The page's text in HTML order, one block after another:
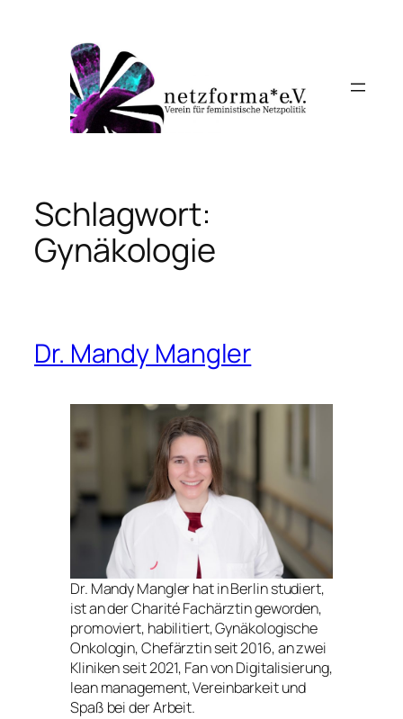
springen
Schlagwort:
Gynäkologie
Dr. Mandy Mangler
Dr. Mandy Mangler hat in Berlin studiert,
ist an der Charité Fachärztin geworden,
promoviert, habilitiert, Gynäkologische
Onkologin, Chefärztin seit 2016, an zwei
Kliniken seit 2021, Fan von Digitalisierung,
lean management, Vereinbarkeit und
Spaß bei der Arbeit.